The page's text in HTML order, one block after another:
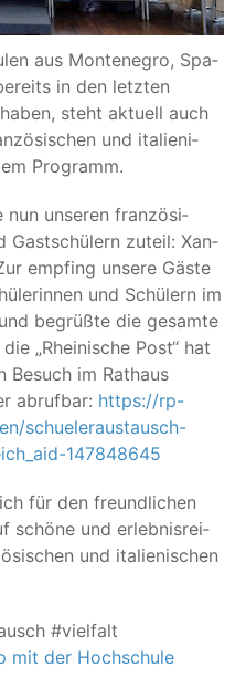
aus Mon­te­ne­gro, Spa­
in den letz­ten
steht aktu­ell auch
und ita­lie­ni­
Programm.
nun unse­ren fran­zö­si­
Gast­schü­lern zuteil: Xan­
emp­fing unse­re Gäs­te
und Schü­lern im
begrüß­te die gesam­te
die „Rhei­ni­sche Post“ hat
Besuch im Rat­haus
abruf­bar: https://rp-
schueleraustausch-
147848645
für den freund­li­chen
schö­ne und erleb­nis­rei­
und ita­lie­ni­schen
#viel­falt
mit der Hochschule